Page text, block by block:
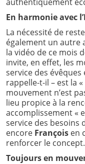
En harmonie avec
La nécessité de
également un autre
la vidéo de ce mois
invite, en effet, les
service des évêques
rappelle-t-il – est la
mouvement n’est
lieu propice à la
accomplissement «
service des besoins
encore François en
renforcer le concept.
Toujours en